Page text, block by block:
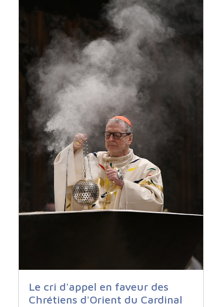
Le cri d'appel en faveur des
Chrétiens d'Orient du Cardinal